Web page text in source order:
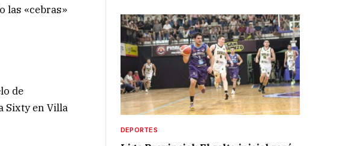
las «cebras»
de
Sixty en Villa
DEPORTES